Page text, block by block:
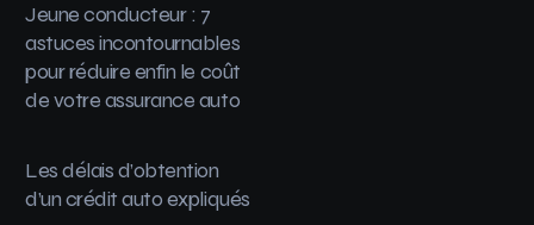
Jeune conducteur : 7
astuces incontournables
pour réduire enfin le coût
de votre assurance auto
Les délais d’obtention
d’un crédit auto expliqués